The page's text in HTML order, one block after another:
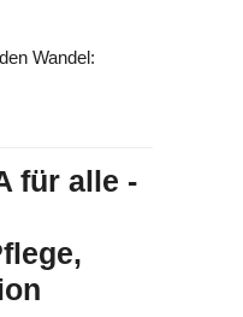
Wandel:
für alle -